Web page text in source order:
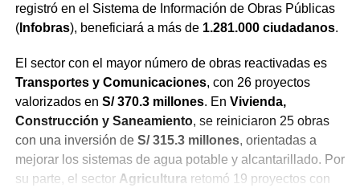
registró en el Sistema de Información de Obras Públicas
(Infobras), beneficiará a más de 1.281.000 ciudadanos.
El sector con el mayor número de obras reactivadas es
Transportes y Comunicaciones, con 26 proyectos
valorizados en S/ 370.3 millones. En Vivienda,
Construcción y Saneamiento, se reiniciaron 25 obras
con una inversión de S/ 315.3 millones, orientadas a
mejorar los sistemas de agua potable y alcantarillado. Por
su parte, el sector Agricultura retomó 19 proyectos con